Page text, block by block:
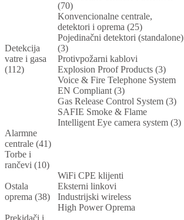
Detekcija
vatre i gasa
(112)
(70)
Konvencionalne centrale,
detektori i oprema (25)
Pojedinačni detektori (standalone)
(3)
Protivpožarni kablovi
Explosion Proof Products (3)
Voice & Fire Telephone System
EN Compliant (3)
Gas Release Control System (3)
SAFIE Smoke & Flame
Intelligent Eye camera system (3)
Alarmne
centrale (41)
Torbe i
rančevi (10)
Ostala
oprema (38)
WiFi CPE klijenti
Eksterni linkovi
Industrijski wireless
High Power Oprema